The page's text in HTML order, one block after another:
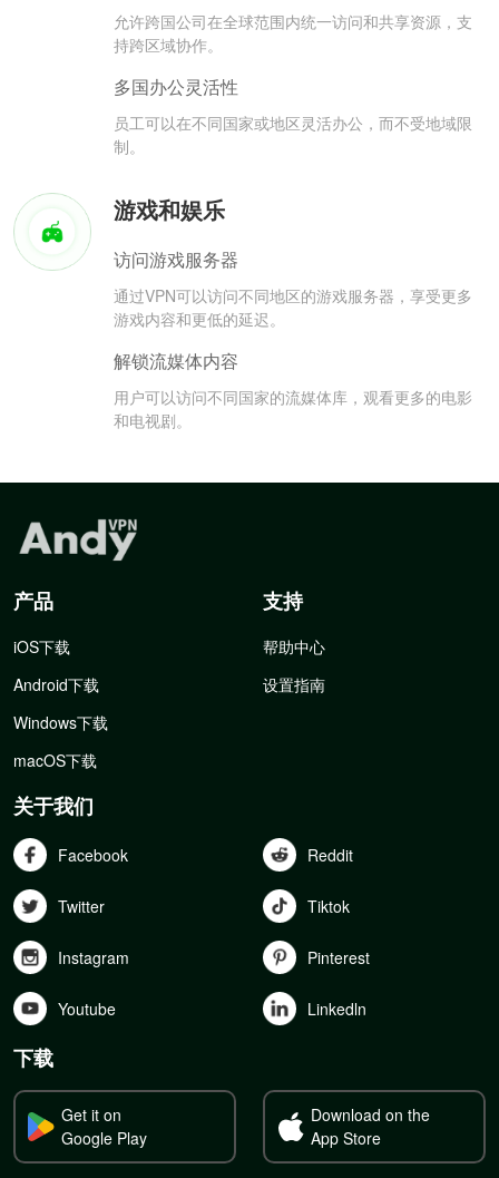
允许跨国公司在全球范围内统一访问和共享资源，支
持跨区域协作。
多国办公灵活性
员工可以在不同国家或地区灵活办公，而不受地域限
制。
游戏和娱乐
访问游戏服务器
通过VPN可以访问不同地区的游戏服务器，享受更多
游戏内容和更低的延迟。
解锁流媒体内容
用户可以访问不同国家的流媒体库，观看更多的电影
和电视剧。
产品
iOS下载
Android下载
Windows下载
macOS下载
支持
帮助中心
设置指南
关于我们
Facebook Reddit
Twitter Tiktok
Instagram Pinterest
Youtube Linkedln
下载
Get it on
Google Play
Download on the
App Store